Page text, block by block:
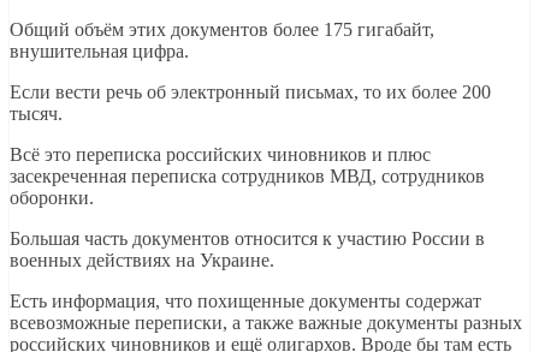
Общий объём этих документов более 175 гигабайт,
внушительная цифра.
Если вести речь об электронный письмах, то их более 200
тысяч.
Всё это переписка российских чиновников и плюс
засекреченная переписка сотрудников МВД, сотрудников
оборонки.
Большая часть документов относится к участию России в
военных действиях на Украине.
Есть информация, что похищенные документы содержат
всевозможные переписки, а также важные документы разных
российских чиновников и ещё олигархов. Вроде бы там есть